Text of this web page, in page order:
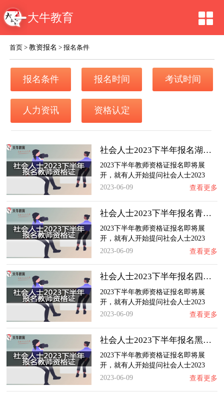
大牛教育
首页 >教资报名 >报名条件
报名条件 报名时间 考试时间
人力资讯 资格认定
社会人士2023下半年报名湖北教师资格证需要具…
2023下半年教师资格证报名即将展
开，就有人开始提问社会人士2023
下…
2023-06-09 查看更多
社会人士2023下半年报名青海教师资格证需要具…
2023下半年教师资格证报名即将展
开，就有人开始提问社会人士2023
下…
2023-06-09 查看更多
社会人士2023下半年报名四川教师资格证需要具…
2023下半年教师资格证报名即将展
开，就有人开始提问社会人士2023
下…
2023-06-09 查看更多
社会人士2023下半年报名黑龙江教师资格证需要…
2023下半年教师资格证报名即将展
开，就有人开始提问社会人士2023
下…
2023-06-09 查看更多